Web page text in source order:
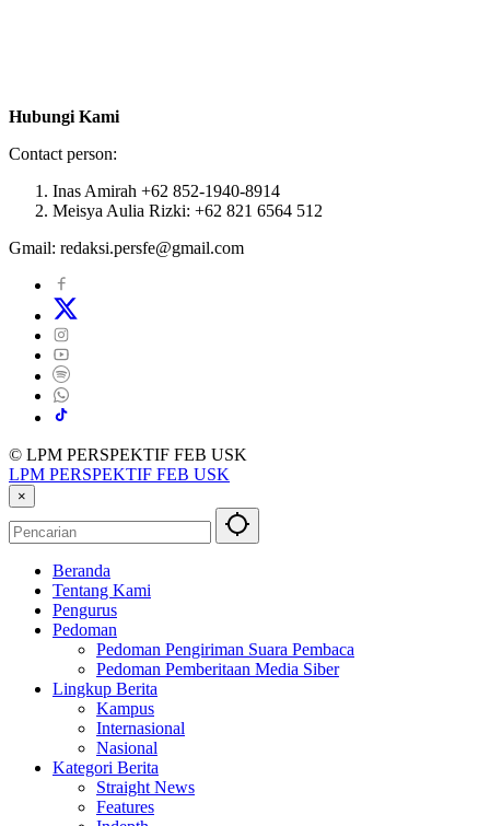
Hubungi Kami
Contact person:
Inas Amirah +62 852-1940-8914
Meisya Aulia Rizki: +62 821 6564 512
Gmail: redaksi.persfe@gmail.com
© LPM PERSPEKTIF FEB USK
LPM PERSPEKTIF FEB USK
×
Beranda
Tentang Kami
Pengurus
Pedoman
Pedoman Pengiriman Suara Pembaca
Pedoman Pemberitaan Media Siber
Lingkup Berita
Kampus
Internasional
Nasional
Kategori Berita
Straight News
Features